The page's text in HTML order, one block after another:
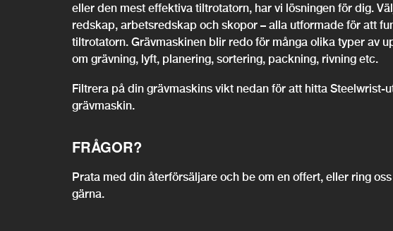
eller den mest effektiva tiltrotatorn, har vi lösningen för dig.
redskap, arbetsredskap och skopor – alla utformade för att
tiltrotatorn. Grävmaskinen blir redo för många olika typer av
om grävning, lyft, planering, sortering, packning, rivning etc.
Filtrera på din grävmaskins vikt nedan för att hitta Steelwrist-
grävmaskin.
FRÅGOR?
Prata med din återförsäljare och be om en offert, eller ring
gärna.